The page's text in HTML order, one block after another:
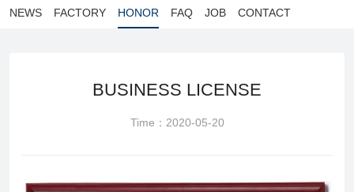
NEWS FACTORY HONOR FAQ JOB CONTACT
BUSINESS LICENSE
Time：2020-05-20